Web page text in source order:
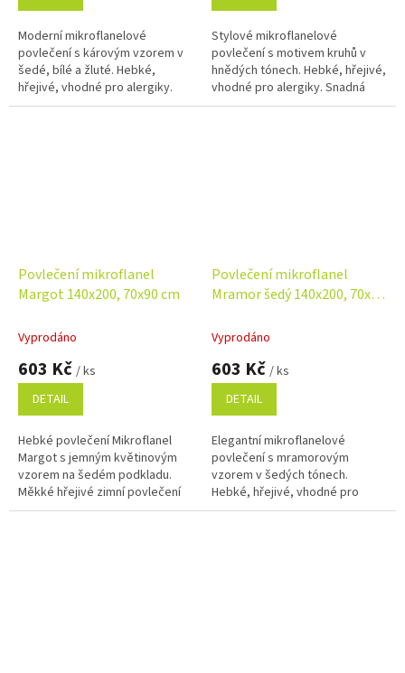
Moderní mikroflanelové
povlečení s károvým vzorem v
šedé, bílé a žluté. Hebké,
hřejivé, vhodné pro alergiky.
Snadná údržba a zipové
Stylové mikroflanelové
povlečení s motivem kruhů v
hnědých tónech. Hebké, hřejivé,
vhodné pro alergiky. Snadná
údržba a zipové zapínání pro
Povlečení mikroflanel
Margot 140x200, 70x90 cm
Vyprodáno
603 Kč / ks
DETAIL
Hebké povlečení Mikroflanel
Margot s jemným květinovým
vzorem na šedém podkladu.
Měkké hřejivé zimní povlečení
příjemné na dotek.
Povlečení mikroflanel
Mramor šedý 140x200, 70x90
Vyprodáno
603 Kč / ks
DETAIL
Elegantní mikroflanelové
povlečení s mramorovým
vzorem v šedých tónech.
Hebké, hřejivé, vhodné pro
alergiky. Moderní design a